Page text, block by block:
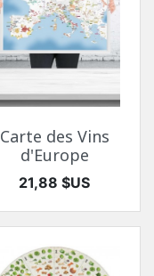
Carte des Vins
d'Europe
Prix
21,88 $US